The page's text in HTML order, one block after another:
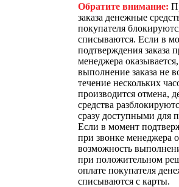
Обратите внимание:
заказа денежные
покупателя
списываются. Если в
подтверждения заказа
менеджера
выполнение заказа не
течение нескольких
производится отмена,
средства
сразу доступными для
Если в момент
при звонке менеджера
возможность
при положительном
оплате покупателя
списываются с карты.